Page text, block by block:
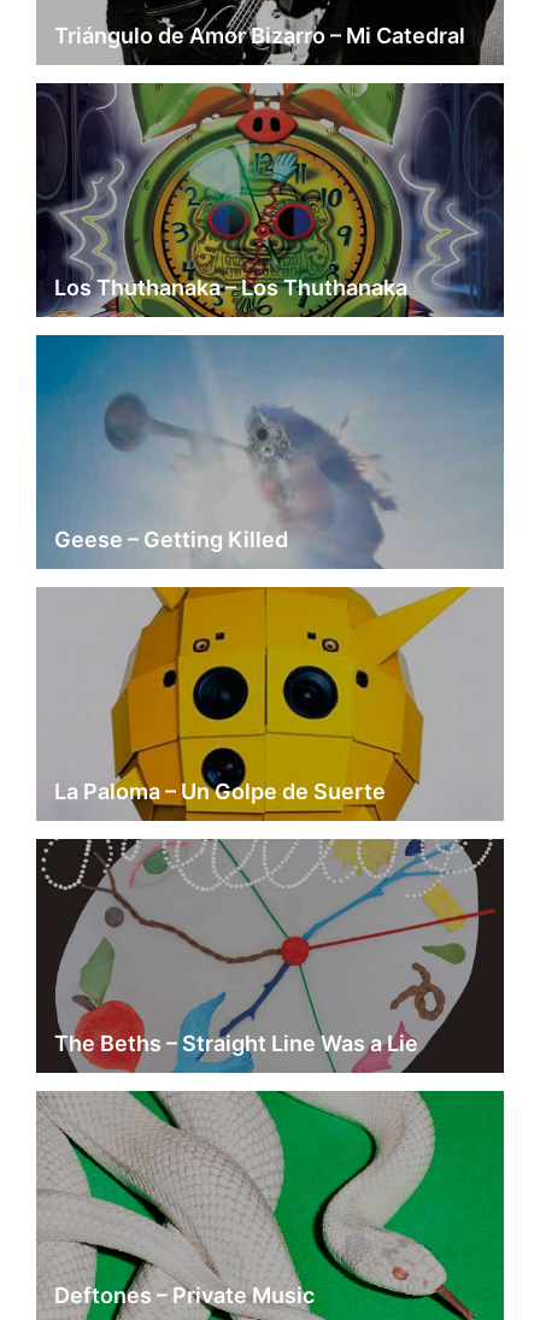
Triángulo de Amor Bizarro – Mi Catedral
Los Thuthanaka – Los Thuthanaka
Geese – Getting Killed
La Paloma – Un Golpe de Suerte
The Beths – Straight Line Was a Lie
Deftones – Private Music